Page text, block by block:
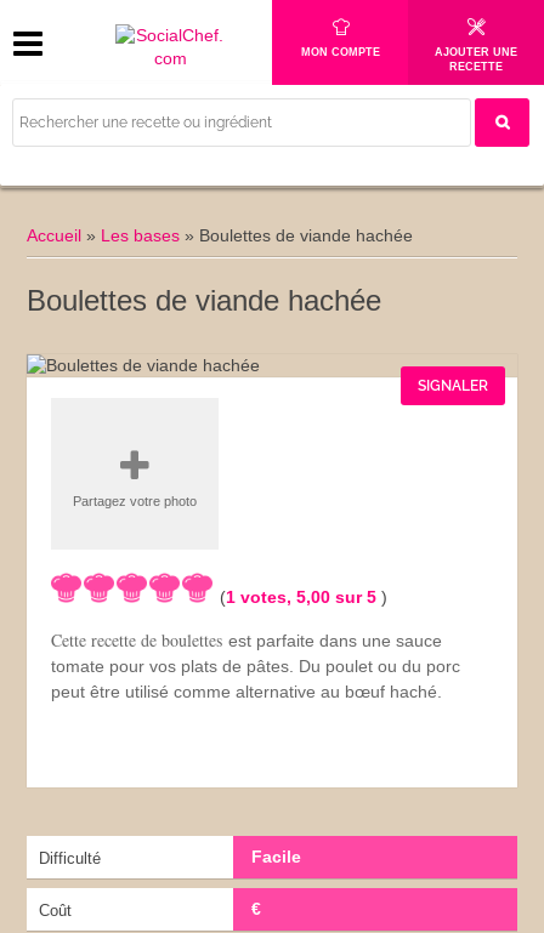
MON COMPTE
AJOUTER UNE
RECETTE
Accueil » Les bases » Boulettes de viande hachée
Boulettes de viande hachée
SIGNALER
Partagez votre photo
(1 votes,5,00 sur 5)
Cette recette de boulettesest parfaite dans une sauce
tomate pour vos plats de pâtes. Du poulet ou du porc
peut être utilisé comme alternative au bœuf haché.
Difficulté Facile
Coût €